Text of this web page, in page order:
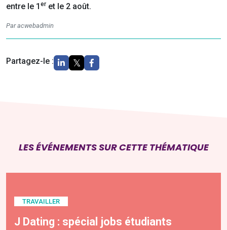
entre le 1 er et le 2 août.
Par acwebadmin
Partagez-le :
LES ÉVÉNEMENTS SUR CETTE THÉMATIQUE
TRAVAILLER
J Dating : spécial jobs étudiants